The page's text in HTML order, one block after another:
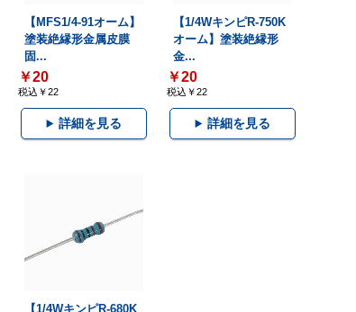
【MFS1/4-91オーム】
塗装絶縁形金属皮膜
固...
￥20
税込￥22
詳細を見る
【1/4WキンピR-750K
オーム】塗装絶縁形
金...
￥20
税込￥22
詳細を見る
【1/4WキンピR-680K